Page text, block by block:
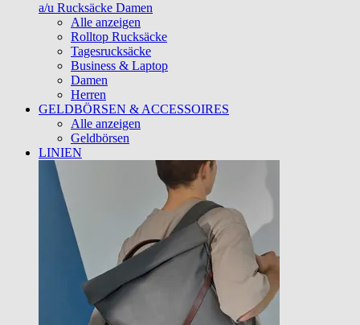
a/u Rucksäcke Damen
Alle anzeigen
Rolltop Rucksäcke
Tagesrucksäcke
Business & Laptop
Damen
Herren
GELDBÖRSEN & ACCESSOIRES
Alle anzeigen
Geldbörsen
LINIEN